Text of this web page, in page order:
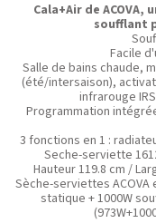
Cala+Air de
soufflant
Facile
Salle de bains chaude,
(été/intersaison),
infrarouge
Programmation
3 fonctions en 1 :
Seche-serviette
Hauteur 119.8 cm /
Sèche-serviettes ACOVA
statique + 1000W